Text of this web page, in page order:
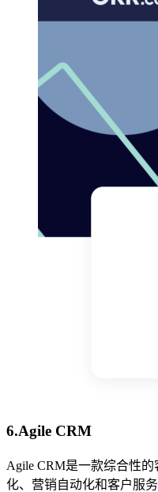
6.Agile CRM
Agile CRM是一款综合性
化、营销自动化和客户服务